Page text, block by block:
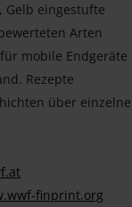
Gelb eingestufte
Arten
mobile Endgeräte
Rezepte
über einzelne
finprint.org